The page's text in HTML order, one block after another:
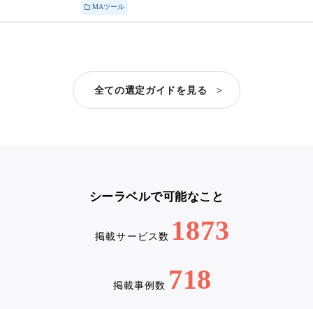
MAツール
全ての選定ガイドを見る >
シーラベルで可能なこと
掲載サービス数 1873
掲載事例数 718